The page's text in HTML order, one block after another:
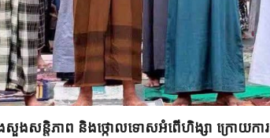
សួងសន្តិភាព និងថ្កោលទោសអំពើហិង្សា ក្រោយការ